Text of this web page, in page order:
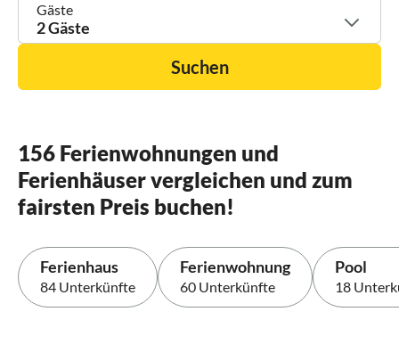
Gäste
2 Gäste
Suchen
156 Ferienwohnungen und
Ferienhäuser vergleichen und zum
fairsten Preis buchen!
Ferienhaus
84 Unterkünfte
Ferienwohnung
60 Unterkünfte
Pool
18